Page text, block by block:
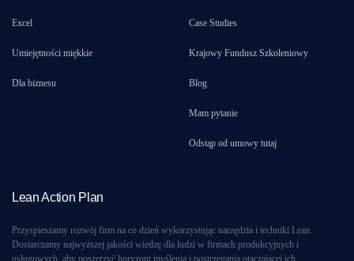
Excel
Umiejętności miękkie
Dla biznesu
Case Studies
Krajowy Fundusz Szkoleniowy
Blog
Mam pytanie
Odstąp od umowy tutaj
Lean Action Plan
Przyspieszamy rozwój firm na co dzień wykorzystując narzędzia i techniki Lean.
Dostarczamy najwyższej jakości wiedzę dla ludzi w firmach produkcyjnych i